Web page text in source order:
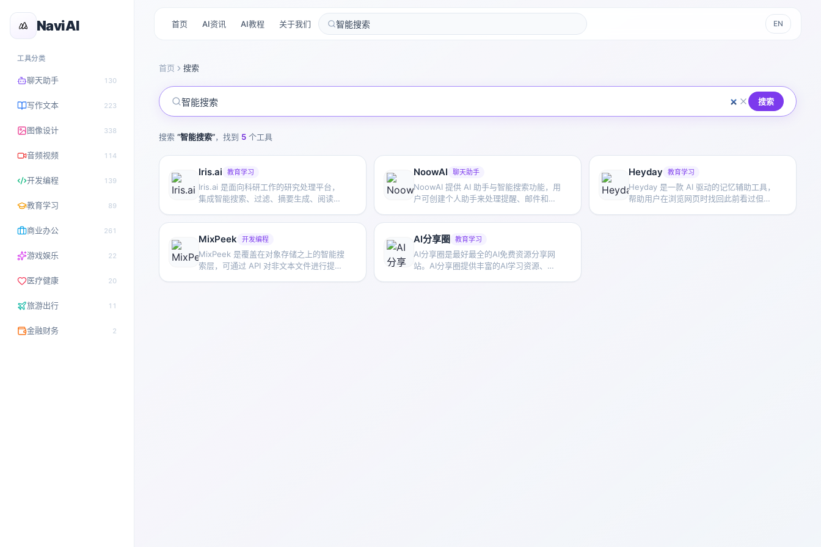
NaviAI
工具分类
聊天助手 130
写作文本 223
图像设计 338
音频视频 114
开发编程 139
教育学习 89
商业办公 261
游戏娱乐 22
医疗健康 20
旅游出行 11
金融财务 2
首页 AI资讯 AI教程 关于我们 EN
首页 搜索
搜索
搜索 “智能搜索”，找到 5 个工具
Iris.ai 教育学习
Iris.ai 是面向科研工作的研究处理平台，
集成智能搜索、过滤、摘要生成、阅读列
效地整理文献与研究材料。
NoowAI 聊天助手
NoowAI 提供 AI 助手与智能搜索功能，用
户可创建个人助手来处理提醒、邮件和信
取所需内容。
Heyday 教育学习
Heyday 是一款 AI 驱动的记忆辅助工具，
帮助用户在浏览网页时找回此前看过但已
MixPeek 开发编程
MixPeek 是覆盖在对象存储之上的智能搜
索层，可通过 API 对非文本文件进行提
AI分享圈 教育学习
AI分享圈是最好最全的AI免费资源分享网
站。AI分享圈提供丰富的AI学习资源、工